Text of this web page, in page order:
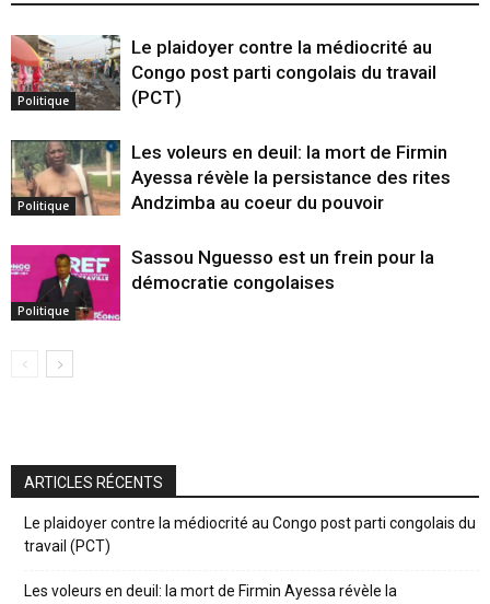
Politique
Le plaidoyer contre la médiocrité au
Congo post parti congolais du travail
(PCT)
Politique
Les voleurs en deuil: la mort de Firmin
Ayessa révèle la persistance des rites
Andzimba au coeur du pouvoir
Politique
Sassou Nguesso est un frein pour la
démocratie congolaises
ARTICLES RÉCENTS
Le plaidoyer contre la médiocrité au Congo post parti congolais du
travail (PCT)
Les voleurs en deuil: la mort de Firmin Ayessa révèle la